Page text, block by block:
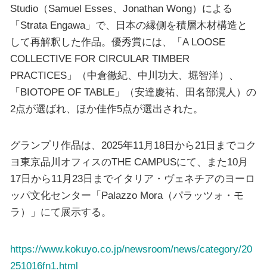
Studio（Samuel Esses、Jonathan Wong）による
「Strata Engawa」で、日本の縁側を積層木材構造と
して再解釈した作品。優秀賞には、「A LOOSE
COLLECTIVE FOR CIRCULAR TIMBER
PRACTICES」（中倉徹紀、中川功大、堀智洋）、
「BIOTOPE OF TABLE」（安達慶祐、田名部滉人）の
2点が選ばれ、ほか佳作5点が選出された。
グランプリ作品は、2025年11月18日から21日までコク
ヨ東京品川オフィスのTHE CAMPUSにて、また10月
17日から11月23日までイタリア・ヴェネチアのヨーロ
ッパ文化センター「Palazzo Mora（パラッツォ・モ
ラ）」にて展示する。
https://www.kokuyo.co.jp/newsroom/news/category/20
251016fn1.html